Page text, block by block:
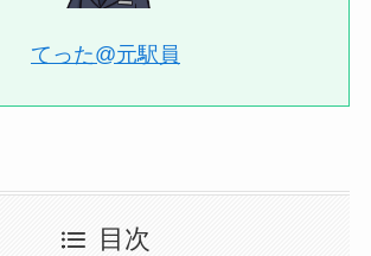
てった@元駅員
目次